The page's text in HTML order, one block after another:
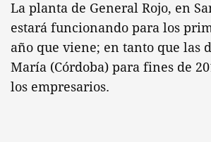
La planta de General Rojo, en
estará funcionando para los
año que viene; en tanto que las
María (Córdoba) para fines de
los empresarios.